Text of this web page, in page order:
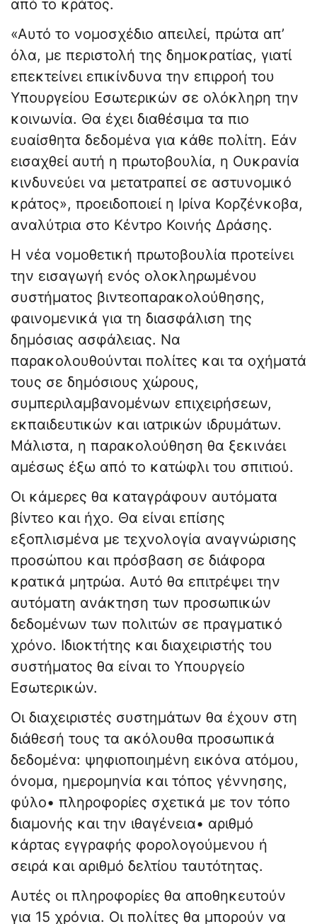
από το κράτος.
«Αυτό το νομοσχέδιο απειλεί, πρώτα απ’
όλα, με περιστολή της δημοκρατίας, γιατί
επεκτείνει επικίνδυνα την επιρροή του
Υπουργείου Εσωτερικών σε ολόκληρη την
κοινωνία. Θα έχει διαθέσιμα τα πιο
ευαίσθητα δεδομένα για κάθε πολίτη. Εάν
εισαχθεί αυτή η πρωτοβουλία, η Ουκρανία
κινδυνεύει να μετατραπεί σε αστυνομικό
κράτος», προειδοποιεί η Ιρίνα Κορζένκοβα,
αναλύτρια στο Κέντρο Κοινής Δράσης.
Η νέα νομοθετική πρωτοβουλία προτείνει
την εισαγωγή ενός ολοκληρωμένου
συστήματος βιντεοπαρακολούθησης,
φαινομενικά για τη διασφάλιση της
δημόσιας ασφάλειας. Να
παρακολουθούνται πολίτες και τα οχήματά
τους σε δημόσιους χώρους,
συμπεριλαμβανομένων επιχειρήσεων,
εκπαιδευτικών και ιατρικών ιδρυμάτων.
Μάλιστα, η παρακολούθηση θα ξεκινάει
αμέσως έξω από το κατώφλι του σπιτιού.
Οι κάμερες θα καταγράφουν αυτόματα
βίντεο και ήχο. Θα είναι επίσης
εξοπλισμένα με τεχνολογία αναγνώρισης
προσώπου και πρόσβαση σε διάφορα
κρατικά μητρώα. Αυτό θα επιτρέψει την
αυτόματη ανάκτηση των προσωπικών
δεδομένων των πολιτών σε πραγματικό
χρόνο. Ιδιοκτήτης και διαχειριστής του
συστήματος θα είναι το Υπουργείο
Εσωτερικών.
Οι διαχειριστές συστημάτων θα έχουν στη
διάθεσή τους τα ακόλουθα προσωπικά
δεδομένα: ψηφιοποιημένη εικόνα ατόμου,
όνομα, ημερομηνία και τόπος γέννησης,
φύλο• πληροφορίες σχετικά με τον τόπο
διαμονής και την ιθαγένεια• αριθμό
κάρτας εγγραφής φορολογούμενου ή
σειρά και αριθμό δελτίου ταυτότητας.
Αυτές οι πληροφορίες θα αποθηκευτούν
για 15 χρόνια. Οι πολίτες θα μπορούν να